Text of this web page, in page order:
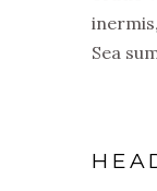
Sea